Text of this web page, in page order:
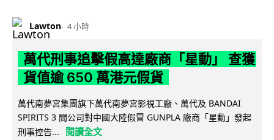
Lawton 4 小時
萬代刑事追擊假高達廠商「星動」 查獲
貨值逾 650 萬港元假貨
萬代南夢宮集團旗下萬代南夢宮影視工廠、萬代及 BANDAI
SPIRITS 3 間公司對中國大陸假冒 GUNPLA 廠商「星動」發起
刑事控告...
閱讀全文